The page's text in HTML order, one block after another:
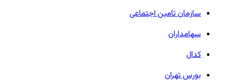
سازمان تامین اجتماعی
سهامداران
کدال
بورس تهران